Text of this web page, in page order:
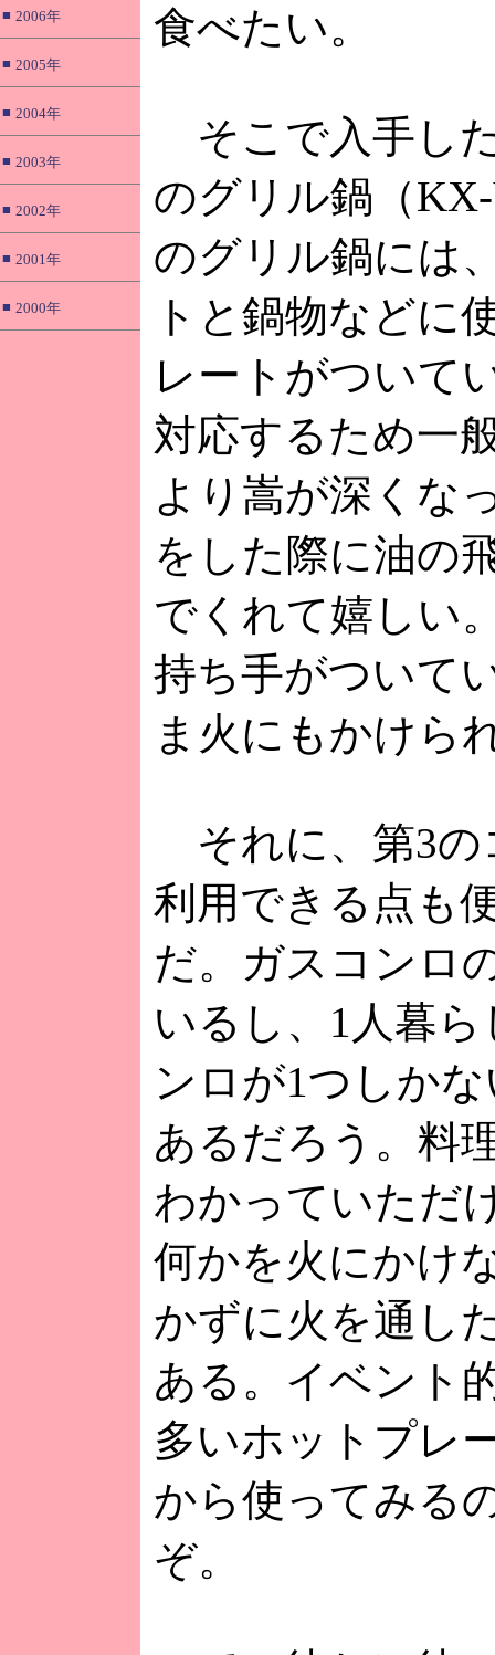
■ 2006年
■ 2005年
■ 2004年
■ 2003年
■ 2002年
■ 2001年
■ 2000年
食べたい。
そこで入手し
のグリル鍋（
のグリル鍋には
トと鍋物などに
レートがついて
対応するため一
より嵩が深くな
をした際に油の
でくれて嬉しい
持ち手がついて
ま火にもかけら
それに、第3の
利用できる点も
だ。ガスコンロ
いるし、1人暮
ンロが1つしか
あるだろう。料
わかっていただ
何かを火にかけ
かずに火を通し
ある。イベント
多いホットプレ
から使ってみる
ぞ。